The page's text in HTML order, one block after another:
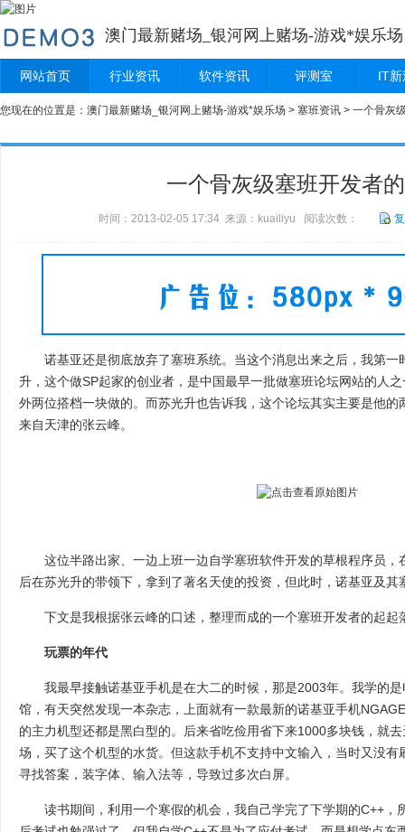
澳门最新赌场_银河网上赌场-游戏*娱乐场
网站首页 行业资讯 软件资讯 评测室 IT
您现在的位置是： 澳门最新赌场_银河网上赌场-游戏*娱乐场 > 塞班资讯 > 一个骨灰
一个骨灰级塞班开发者
时间：2013-02-05 17:34 来源：kuailiyu 阅读次数：
诺基亚还是彻底放弃了塞班系统。当这个消息出来之后，我第一
升，这个做SP起家的创业者，是中国最早一批做塞班论坛网站的人
外两位搭档一块做的。而苏光升也告诉我，这个论坛其实主要是他
来自天津的张云峰。
这位半路出家、一边上班一边自学塞班软件开发的草根程序员，
后在苏光升的带领下，拿到了著名天使的投资，但此时，诺基亚及
下文是我根据张云峰的口述，整理而成的一个塞班开发者的起起
玩票的年代
我最早接触诺基亚手机是在大二的时候，那是2003年。我学的是
馆，有天突然发现一本杂志，上面就有一款最新的诺基亚手机
的主力机型还都是黑白型的。后来省吃俭用省下来1000多块钱，就
场，买了这个机型的水货。但这款手机不支持中文输入，当时又没
寻找答案，装字体、输入法等，导致过多次白屏。
读书期间，利用一个寒假的机会，我自己学完了下学期的C++，